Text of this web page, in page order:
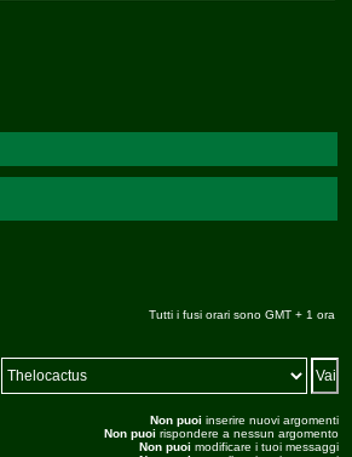
Tutti i fusi orari sono GMT + 1 ora
Non puoi inserire nuovi argomenti
Non puoi rispondere a nessun argomento
Non puoi modificare i tuoi messaggi